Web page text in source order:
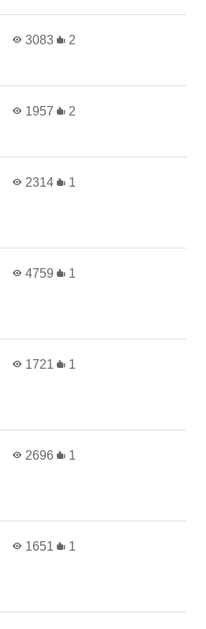
3083 2
1957 2
2314 1
4759 1
1721 1
2696 1
1651 1